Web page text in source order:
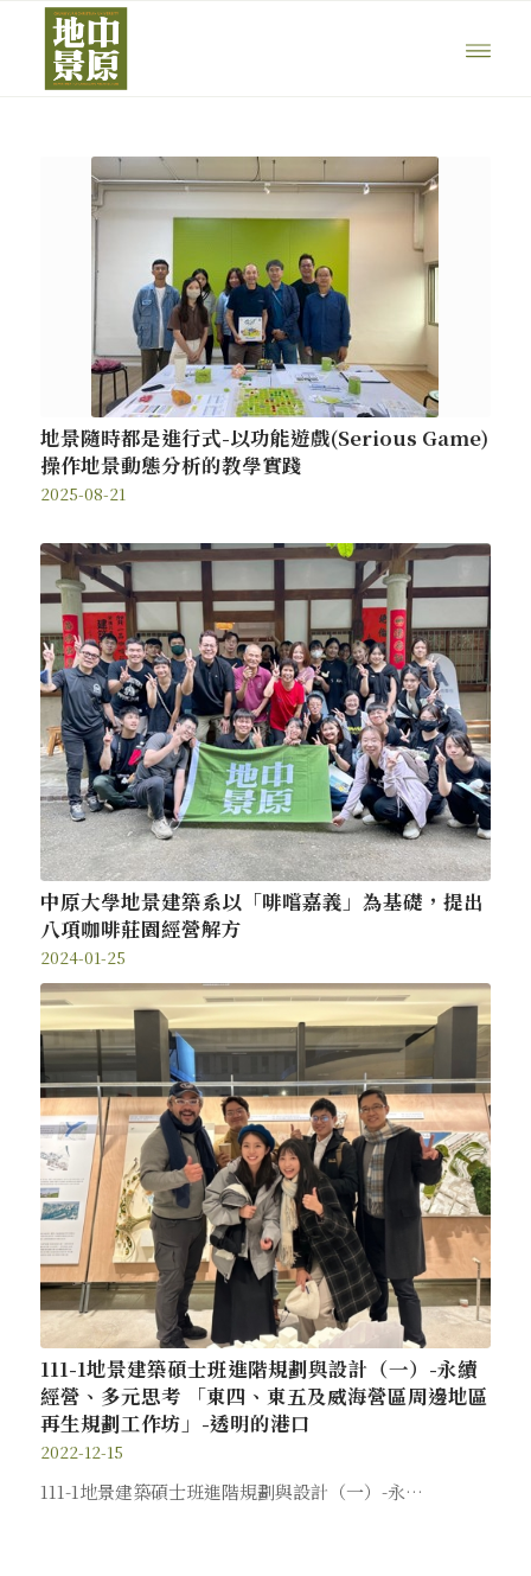
地景隨時都是進行式-以功能遊戲(Serious Game)
操作地景動態分析的教學實踐
2025-08-21
中原大學地景建築系以「啡嚐嘉義」為基礎，提出
八項咖啡莊園經營解方
2024-01-25
111-1地景建築碩士班進階規劃與設計（一）-永續
經營、多元思考 「東四、東五及威海營區周邊地區
再生規劃工作坊」-透明的港口
2022-12-15
111-1地景建築碩士班進階規劃與設計（一）-永…